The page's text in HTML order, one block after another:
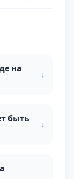
на
↓
быть
↓